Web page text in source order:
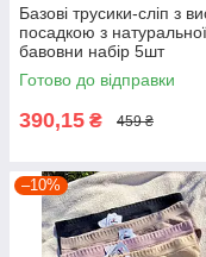
Базові трусики-сліп з
посадкою з натуральної
бавовни набір 5шт
Готово до відправки
390,15 ₴ 459 ₴
–10%